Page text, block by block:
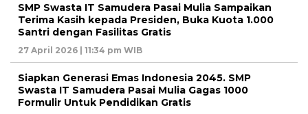
SMP Swasta IT Samudera Pasai Mulia Sampaikan
Terima Kasih kepada Presiden, Buka Kuota 1.000
Santri dengan Fasilitas Gratis
27 April 2026 | 11:34 pm WIB
Siapkan Generasi Emas Indonesia 2045. SMP
Swasta IT Samudera Pasai Mulia Gagas 1000
Formulir Untuk Pendidikan Gratis